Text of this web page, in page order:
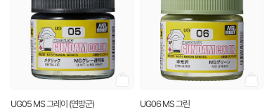
UG05 MS 그레이 (연방군) UG06 MS 그린